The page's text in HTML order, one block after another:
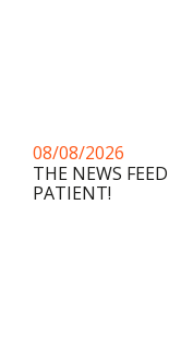
08/08/2026
THE NEWS
PATIENT!